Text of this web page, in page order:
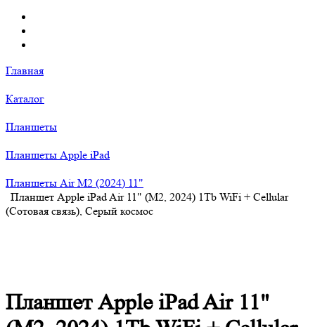
Главная
Каталог
Планшеты
Планшеты Apple iPad
Планшеты Air M2 (2024) 11"
Планшет Apple iPad Air 11" (M2, 2024) 1Tb WiFi + Cellular
(Сотовая связь), Серый космос
Планшет Apple iPad Air 11"